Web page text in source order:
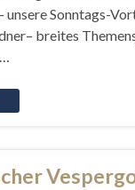
unsere Sonntags-
breites